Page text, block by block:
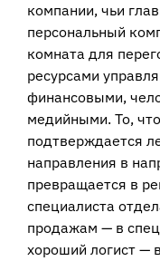
компании, чьи
персональный
комната для
ресурсами
финансовыми,
медийными. То,
подтверждается
направления в
превращается в
специалиста
продажам — в
хороший логист —